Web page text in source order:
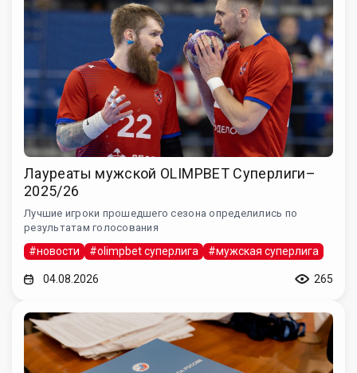
Лауреаты мужской OLIMPBET Суперлиги–
2025/26
Лучшие игроки прошедшего сезона определились по
результатам голосования
#новости #olimpbet суперлига #мужская суперлига
04.08.2026 265